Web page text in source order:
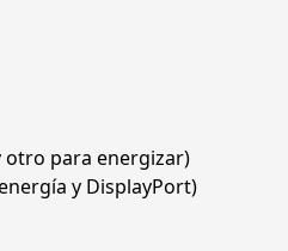
otro para energizar)
y DisplayPort)